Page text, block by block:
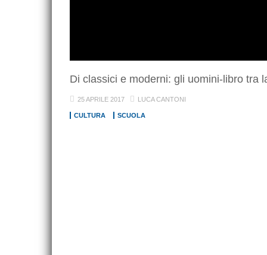
Di classici e moderni: gli uomini-libro tra
25 APRILE 2017 LUCA CANTONI
CULTURA SCUOLA